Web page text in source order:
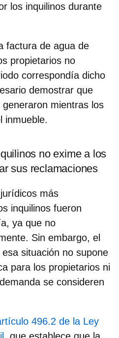
los inquilinos durante
factura de agua de
propietarios no
correspondía dicho
demostrar que
mientras los
inmueble.
no exime a los
sus reclamaciones
más
inquilinos fueron
ya que no
. Sin embargo, el
situación no supone
para los propietarios ni
se consideren
496.2 de la Ley